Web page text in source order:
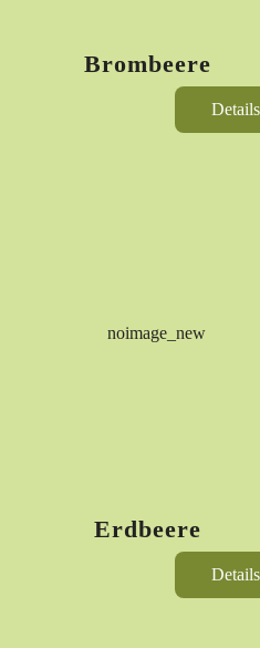
Brombeere
Details
Erdbeere
Details